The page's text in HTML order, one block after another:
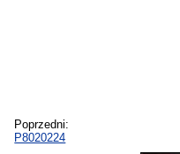
Poprzedni:
P8020224